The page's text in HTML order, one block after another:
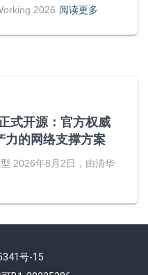
2026 阅读更多
式开源：官方权威
力的网络支撑方案
2026年8月2日，由清华
号-15